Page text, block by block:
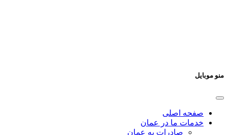
منو موبایل
صفحه اصلی
خدمات ما در عمان
صادرات به عمان